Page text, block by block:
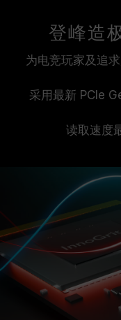
登峰造
为电竞玩家及追
采用最新 PCIe
读取速度